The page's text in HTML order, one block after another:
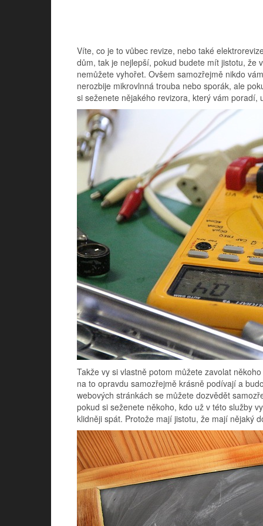
Víte, co je to vůbec revize, nebo také
dům, tak je nejlepší, pokud budete mít jistotu, že
nemůžete vyhořet. Ovšem samozřejmě nikdo
nerozbije mikrovlnná trouba nebo sporák, ale
si seženete nějakého revizora, který vám
Takže vy si vlastně potom můžete zavolat
na to opravdu samozřejmě krásně podívají a
webových stránkách se můžete dozvědět
pokud si seženete někoho, kdo už v této služby
klidněji spát. Protože mají jistotu, že mají nějaký